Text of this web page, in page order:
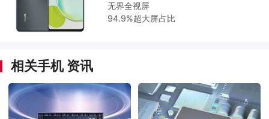
无界全视屏
94.9%超大屏占比
相关手机 资讯